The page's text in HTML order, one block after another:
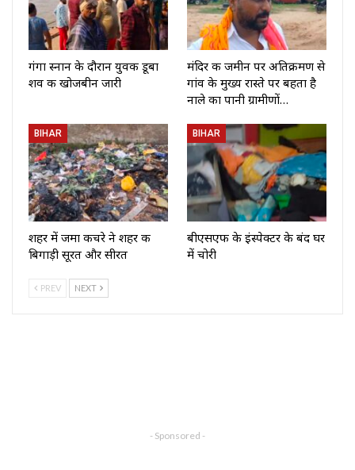
गंगा स्नान के दौरान युवक डूबा
शव की खोजबीन जारी
मंदिर की जमीन पर अतिक्रमण से
गांव के मुख्य रास्ते पर बहता है
नाले का पानी ग्रामीणों…
BIHAR
शहर में जमा कचरे ने शहर की
बिगाड़ी सूरत और सीरत
BIHAR
बीएसएफ के इंस्पेक्टर के बंद घर
में चोरी
PREV NEXT
- Sponsored -